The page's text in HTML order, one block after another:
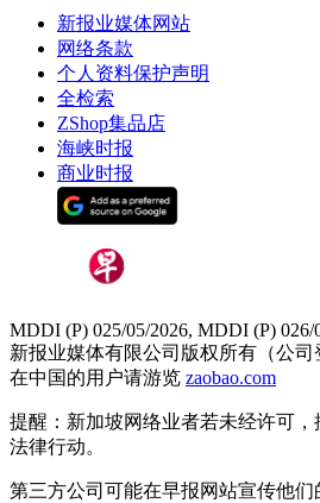
新报业媒体网站
网络条款
个人资料保护声明
全检索
ZShop集品店
海峡时报
商业时报
MDDI (P) 025/05/2026, MDDI (P) 026/
新报业媒体有限公司版权所有（公司
在中国的用户请游览 zaobao.com
提醒：新加坡网络业者若未经许可
法律行动。
第三方公司可能在早报网站宣传他